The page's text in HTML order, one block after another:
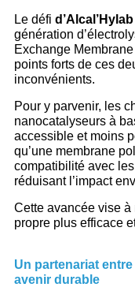
Le défi d’Alcal’Hylab
génération
Exchange
points forts de ces
inconvénients.
Pour y parvenir, les
nanocatalyseurs à
accessible et moins
qu’une membrane
compatibilité avec
réduisant l’impact
Cette avancée vise à
propre plus efficace
Un partenariat
avenir durable